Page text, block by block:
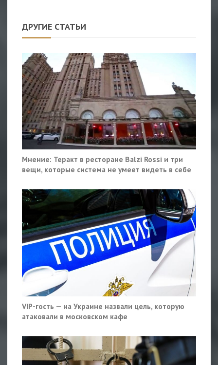
ДРУГИЕ СТАТЬИ
Мнение: Теракт в ресторане Balzi Rossi и три
вещи, которые система не умеет видеть в себе
VIP-гость — на Украине назвали цель, которую
атаковали в московском кафе